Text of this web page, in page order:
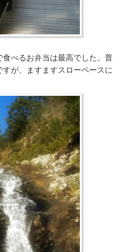
べるお弁当は最高でした。普
が、ますますスローペースに